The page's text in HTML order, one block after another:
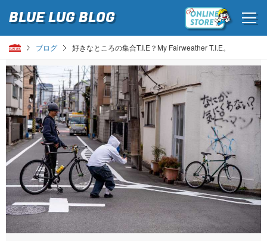
BLUE LUGBLOG
ブログ 好きなところの集合T.I.E？My Fairweather T.I.E。